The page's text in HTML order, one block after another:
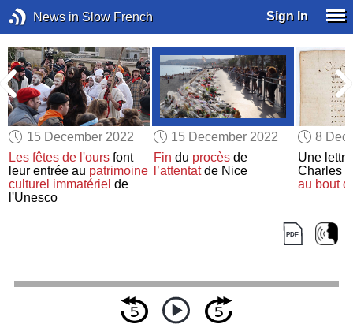
News in Slow French Sign In
15 December 2022
Les fêtes de l'ours font
leur entrée au patrimoine
culturel immatériel de
l'Unesco
15 December 2022
Fin du procèsde
l’attentatde Nice
8
Une
Charles
au bout